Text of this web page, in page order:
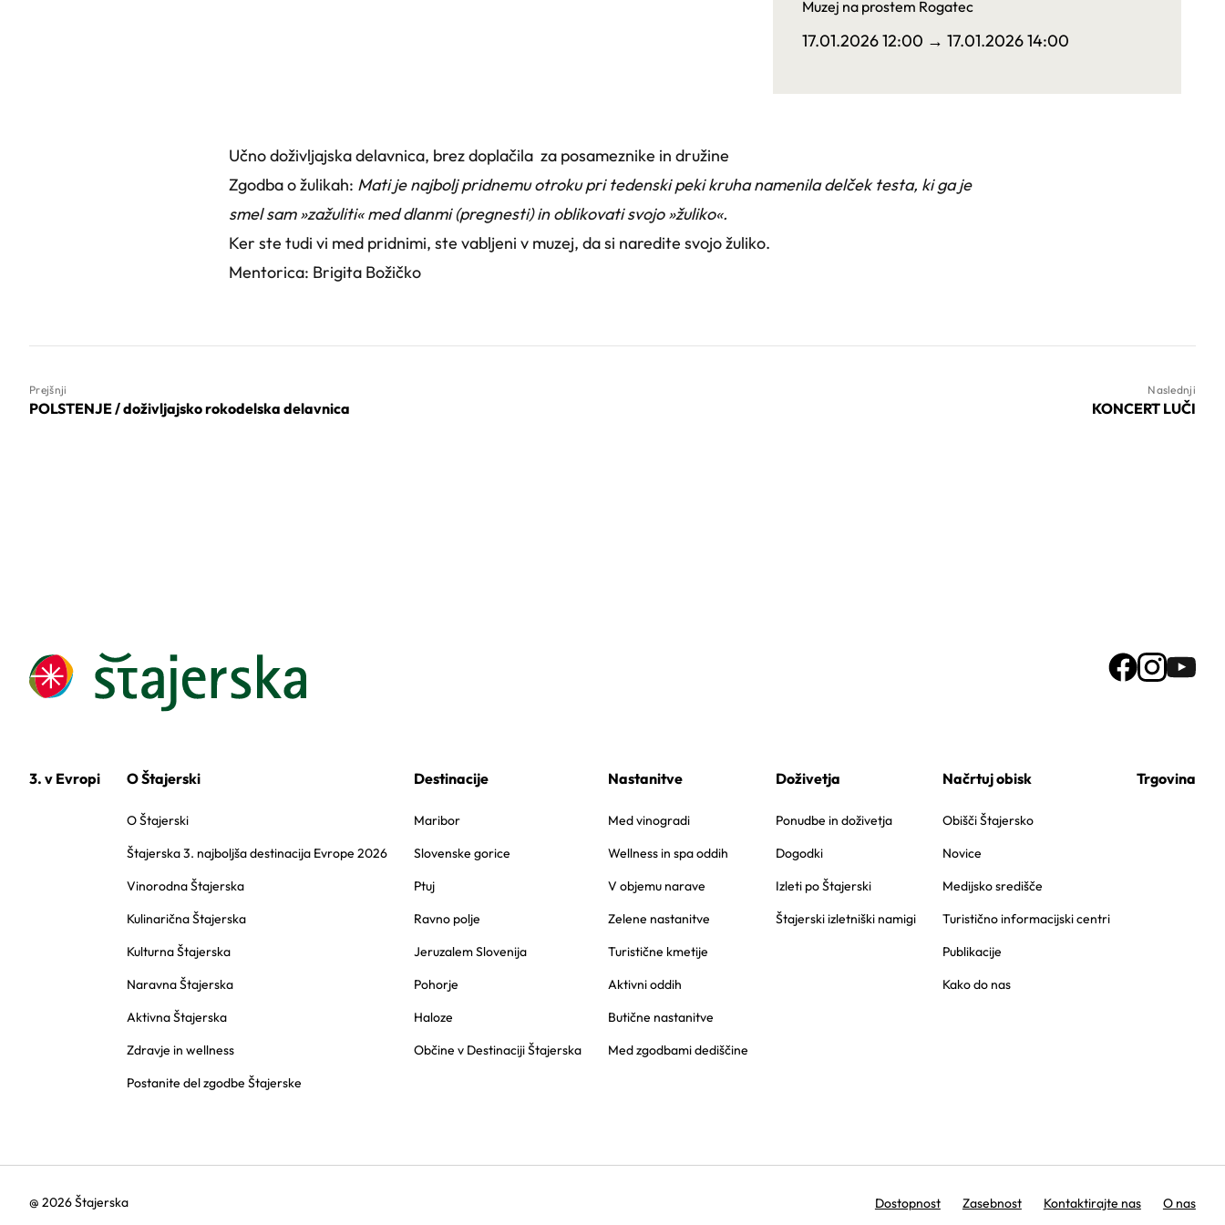
Muzej na prostem Rogatec
17.01.2026 12:00 → 17.01.2026 14:00
Učno doživljajska delavnica, brez doplačila za posameznike in družine
Zgodba o žulikah: Mati je najbolj pridnemu otroku pri tedenski peki kruha namenila delček testa, ki ga je
smel sam »zažuliti« med dlanmi (pregnesti) in oblikovati svojo »žuliko«.
Ker ste tudi vi med pridnimi, ste vabljeni v muzej, da si naredite svojo žuliko.
Mentorica: Brigita Božičko
Prejšnji
POLSTENJE / doživljajsko rokodelska delavnica
Naslednji
KONCERT LUČI
3. v Evropi O Štajerski
O Štajerski
Štajerska 3. najboljša destinacija Evrope 2026
Vinorodna Štajerska
Kulinarična Štajerska
Kulturna Štajerska
Naravna Štajerska
Aktivna Štajerska
Zdravje in wellness
Postanite del zgodbe Štajerske
Destinacije
Maribor
Slovenske gorice
Ptuj
Ravno polje
Jeruzalem Slovenija
Pohorje
Haloze
Občine v Destinaciji Štajerska
Nastanitve
Med vinogradi
Wellness in spa oddih
V objemu narave
Zelene nastanitve
Turistične kmetije
Aktivni oddih
Butične nastanitve
Med zgodbami dediščine
Doživetja
Ponudbe in doživetja
Dogodki
Izleti po Štajerski
Štajerski izletniški namigi
Načrtuj obisk
Obišči Štajersko
Novice
Medijsko središče
Turistično informacijski centri
Publikacije
Kako do nas
Trgovina
@ 2026 Štajerska Dostopnost Zasebnost Kontaktirajte nas O nas